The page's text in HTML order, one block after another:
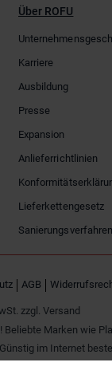
Über ROFU
Karriere
Ausbildung
Presse
Expansion
Anlieferrichtlinien
Lieferkettengesetz
Sanierungsverfahren
AGB
zzgl. Versand
Marken wie
im Internet